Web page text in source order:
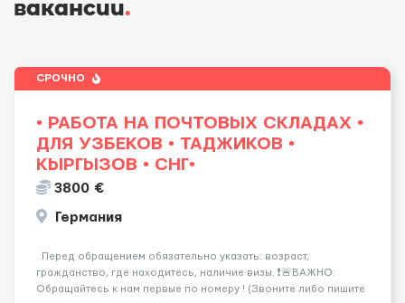
вакансии.
СРОЧНО
• РАБОТА НА ПОЧТОВЫХ СКЛАДАХ •
ДЛЯ УЗБЕКОВ • ТАДЖИКОВ •
КЫРГЫЗОВ • СНГ•
3800 €
Германия
Перед обращением обязательно указать: возраст,
гражданство, где находитесь, наличие визы. ❗️🚨ВАЖНО:
Обращайтесь к нам первые по номеру ! (Звоните либо пишите